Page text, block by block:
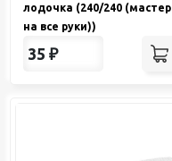
лодочка (240/240 (мастер
на все руки))
35 ₽